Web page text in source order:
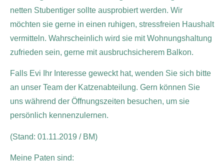
netten Stubentiger sollte ausprobiert werden. Wir
möchten sie gerne in einen ruhigen, stressfreien Haushalt
vermitteln. Wahrscheinlich wird sie mit Wohnungshaltung
zufrieden sein, gerne mit ausbruchsicherem Balkon.
Falls Evi Ihr Interesse geweckt hat, wenden Sie sich bitte
an unser Team der Katzenabteilung. Gern können Sie
uns während der Öffnungszeiten besuchen, um sie
persönlich kennenzulernen.
(Stand: 01.11.2019 / BM)
Meine Paten sind: